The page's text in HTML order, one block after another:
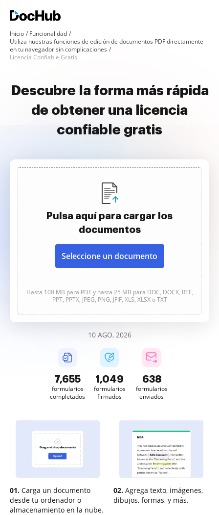
Inicio
Funcionalidad
Utiliza nuestras funciones de edición de documentos PDF directamente
en tu navegador sin complicaciones
Licencia Confiable Gratis
Descubre la forma más rápida
de obtener una licencia
confiable gratis
Pulsa aquí para cargar los
documentos
Seleccione un documento
Hasta 100 MB para PDF y hasta 25 MB para DOC, DOCX, RTF,
PPT, PPTX, JPEG, PNG, JFIF, XLS, XLSX o TXT
10 AGO, 2026
7,655
formularios
completados
1,049
formularios
firmados
638
formularios
enviados
01. Carga un documento
desde tu ordenador o
almacenamiento en la nube.
02. Agrega texto, imágenes,
dibujos, formas, y más.